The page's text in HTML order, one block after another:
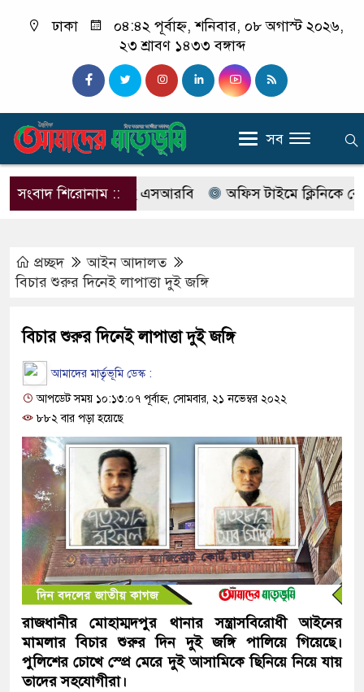
ঢাকা
০৪:৪২ পূর্বাহ্ন, শনিবার, ০৮ অগাস্ট ২০২৬,
২৩ শ্রাবণ ১৪৩৩ বঙ্গাব্দ
সব
সংবাদ শিরোনাম ::
নাম বদলে আসছে এসআরবি অফিস টাইমে ক্লিনিকে রোগী
প্রচ্ছদ
আইন আদালত
বিচার শুরুর দিনেই লাপাত্তা দুই জঙ্গি
বিচার শুরুর দিনেই লাপাত্তা দুই জঙ্গি
আমাদের মার্তৃভূমি ডেস্ক :
আপডেট সময় ১০:১৩:০৭ পূর্বাহ্ন, সোমবার, ২১ নভেম্বর ২০২২
৮৮২ বার পড়া হয়েছে
রাজধানীর মোহাম্মদপুর থানার সন্ত্রাসবিরোধী আইনের
মামলার বিচার শুরুর দিন দুই জঙ্গি পালিয়ে গিয়েছে।
পুলিশের চোখে স্প্রে মেরে দুই আসামিকে ছিনিয়ে নিয়ে যায়
তাদের সহযোগীরা।